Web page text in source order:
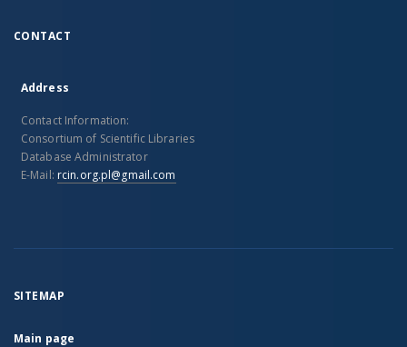
CONTACT
Address
Contact Information:
Consortium of Scientific Libraries
Database Administrator
E-Mail: rcin.org.pl@gmail.com
SITEMAP
Main page